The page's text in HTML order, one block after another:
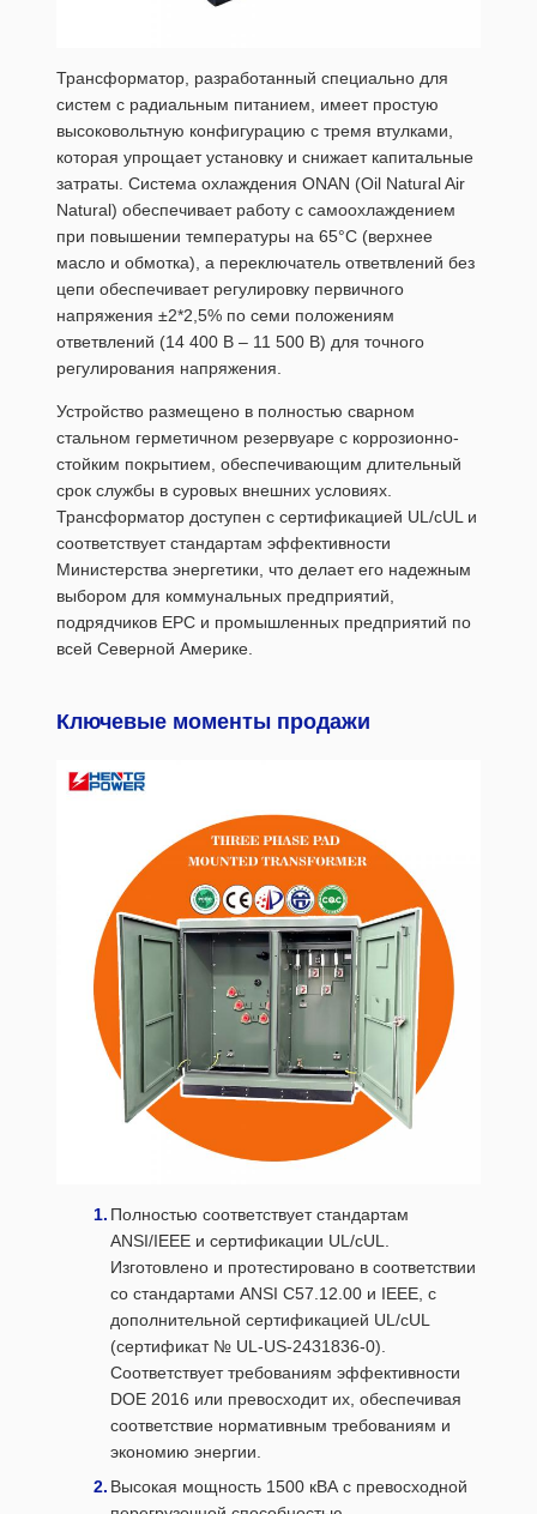
Трансформатор, разработанный специально для
систем с радиальным питанием, имеет простую
высоковольтную конфигурацию с тремя втулками,
которая упрощает установку и снижает капитальные
затраты. Система охлаждения ONAN (Oil Natural Air
Natural) обеспечивает работу с самоохлаждением
при повышении температуры на 65°C (верхнее
масло и обмотка), а переключатель ответвлений без
цепи обеспечивает регулировку первичного
напряжения ±2*2,5% по семи положениям
ответвлений (14 400 В – 11 500 В) для точного
регулирования напряжения.
Устройство размещено в полностью сварном
стальном герметичном резервуаре с коррозионно-
стойким покрытием, обеспечивающим длительный
срок службы в суровых внешних условиях.
Трансформатор доступен с сертификацией UL/cUL и
соответствует стандартам эффективности
Министерства энергетики, что делает его надежным
выбором для коммунальных предприятий,
подрядчиков EPC и промышленных предприятий по
всей Северной Америке.
Ключевые моменты продажи
Полностью соответствует стандартам
ANSI/IEEE и сертификации UL/cUL.
Изготовлено и протестировано в соответствии
со стандартами ANSI C57.12.00 и IEEE, с
дополнительной сертификацией UL/cUL
(сертификат № UL-US-2431836-0).
Соответствует требованиям эффективности
DOE 2016 или превосходит их, обеспечивая
соответствие нормативным требованиям и
экономию энергии.
Высокая мощность 1500 кВА с превосходной